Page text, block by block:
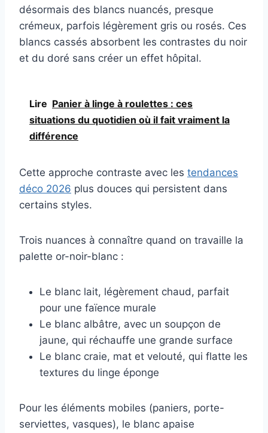
désormais des blancs nuancés, presque
crémeux, parfois légèrement gris ou rosés. Ces
blancs cassés absorbent les contrastes du noir
et du doré sans créer un effet hôpital.
Lire Panier à linge à roulettes : ces
situations du quotidien où il fait vraiment la
différence
Cette approche contraste avec les tendances
déco 2026 plus douces qui persistent dans
certains styles.
Trois nuances à connaître quand on travaille la
palette or-noir-blanc :
Le blanc lait, légèrement chaud, parfait
pour une faïence murale
Le blanc albâtre, avec un soupçon de
jaune, qui réchauffe une grande surface
Le blanc craie, mat et velouté, qui flatte les
textures du linge éponge
Pour les éléments mobiles (paniers, porte-
serviettes, vasques), le blanc apaise